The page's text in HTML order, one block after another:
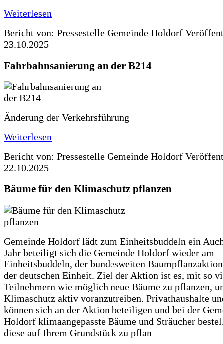
Weiterlesen
Bericht von: Pressestelle Gemeinde Holdorf
23.10.2025
Fahrbahnsanierung an der B214
Änderung der Verkehrsführung
Weiterlesen
Bericht von: Pressestelle Gemeinde Holdorf
22.10.2025
Bäume für den Klimaschutz pflanzen
Gemeinde Holdorf lädt zum Einheitsbuddeln ein
Jahr beteiligt sich die Gemeinde Holdorf wieder am
Einheitsbuddeln, der bundesweiten
der deutschen Einheit. Ziel der Aktion ist es, mit so
Teilnehmern wie möglich neue Bäume zu pflanzen,
Klimaschutz aktiv voranzutreiben. Privathaushalte
können sich an der Aktion beteiligen und bei der
Holdorf klimaangepasste Bäume und Sträucher
diese auf Ihrem Grundstück zu pflan